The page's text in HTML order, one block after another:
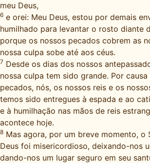
meu Deus,
6 e orei: Meu Deus, estou por demais
humilhado para levantar o rosto diante
porque os nossos pecados cobrem as
nossa culpa sobe até aos céus.
7 Desde os dias dos nossos
nossa culpa tem sido grande. Por
pecados, nós, os nossos reis e os
temos sido entregues à espada e ao
e à humilhação nas mãos de reis
acontece hoje.
8 Mas agora, por um breve momento, o
Deus foi misericordioso, deixando-nos
dando-nos um lugar seguro em seu